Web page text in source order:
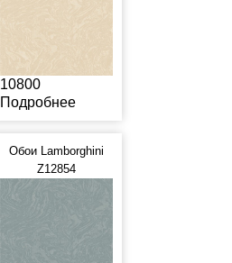
10800
Подробнее
Обои Lamborghini
Z12854